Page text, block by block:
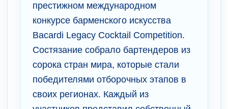
престижном международном
конкурсе барменского искусства
Bacardi Legacy Cocktail Competition.
Состязание собрало бартендеров из
сорока стран мира, которые стали
победителями отборочных этапов в
своих регионах. Каждый из